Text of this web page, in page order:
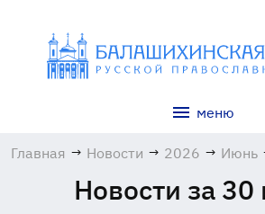
меню
Главная → Новости → 2026 → Июнь
Новости за